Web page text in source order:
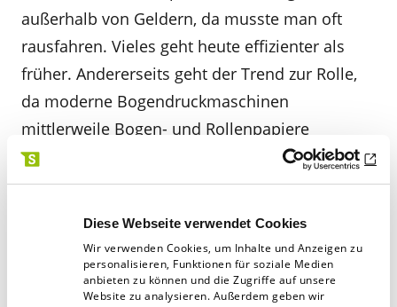
Diese Webseite verwendet Cookies
Wir verwenden Cookies, um Inhalte und Anzeigen zu
personalisieren, Funktionen für soziale Medien
anbieten zu können und die Zugriffe auf unsere
Website zu analysieren. Außerdem geben wir
außerhalb von Geldern, da musste man oft
rausfahren. Vieles geht heute effizienter als
früher. Andererseits geht der Trend zur Rolle,
da moderne Bogendruckmaschinen
mittlerweile Bogen- und Rollenpapiere
verarbeiten können. Rollen sind eben
günstiger. Und es gibt viel mehr Rollentypen.
Was ist die größte
Herausforderung an Ihrer Arbeit?